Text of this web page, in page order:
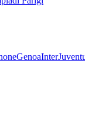
GenoaInter